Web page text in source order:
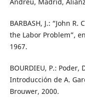
BARBASH, J.: “John
the Labor Problem”,
1967.
BOURDIEU, P.: Poder,
Introducción de A.
Brouwer, 2000.